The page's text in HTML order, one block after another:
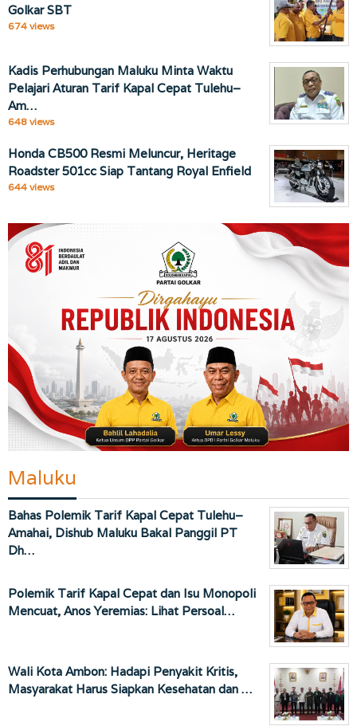
Golkar SBT
674 views
Kadis Perhubungan Maluku Minta Waktu
Pelajari Aturan Tarif Kapal Cepat Tulehu–
Am…
648 views
Honda CB500 Resmi Meluncur, Heritage
Roadster 501cc Siap Tantang Royal Enfield
644 views
Maluku
Bahas Polemik Tarif Kapal Cepat Tulehu–
Amahai, Dishub Maluku Bakal Panggil PT
Dh…
Polemik Tarif Kapal Cepat dan Isu Monopoli
Mencuat, Anos Yeremias: Lihat Persoal…
Wali Kota Ambon: Hadapi Penyakit Kritis,
Masyarakat Harus Siapkan Kesehatan dan …